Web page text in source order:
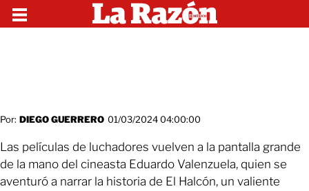
Por: DIEGO GUERRERO 01/03/2024 04:00:00
Las películas de luchadores vuelven a la pantalla grande
de la mano del cineasta Eduardo Valenzuela, quien se
aventuró a narrar la historia de El Halcón, un valiente